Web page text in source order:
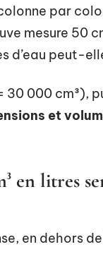
par
mesure 50
d’eau peut-
30 000 cm³),
et
en litres
en dehors